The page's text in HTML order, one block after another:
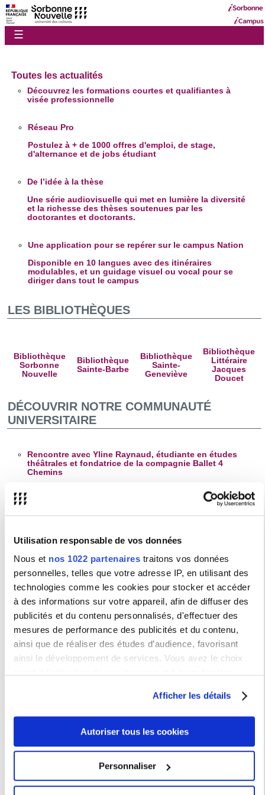
Utilisation responsable de vos données
Nous et nos 1022 partenaires traitons vos données
personnelles, telles que votre adresse IP, en utilisant des
technologies comme les cookies pour stocker et accéder
à des informations sur votre appareil, afin de diffuser des
publicités et du contenu personnalisés, d'effectuer des
mesures de performance des publicités et du contenu,
ainsi que de réaliser des études d’audience, favorisant
ainsi le développement de services. Vous avez le choix
moment en consultant la Déclaration relative aux cookies
ou en cliquant sur l'icône de confidentialité.
Si vous le permettez, nous aimerions également :
géographique qui peuvent être précises à plusieurs
mètres près
Afficher les détails
Autoriser tous les cookies
Personnaliser
☰
UFR Littérature, Linguistique, Didactique
UFR Langues, Littératures, Cultures et Sociétés
ESIT
IHEAL
Toutes les actualités
Découvrez les formations courtes et qualifiantes à
visée professionnelle
Réseau Pro
Postulez à + de 1000 offres d'emploi, de stage,
d'alternance et de jobs étudiant
De l’idée à la thèse
Une série audiovisuelle qui met en lumière la diversité
et la richesse des thèses soutenues par les
doctorantes et doctorants.
Une application pour se repérer sur le campus Nation
Disponible en 10 langues avec des itinéraires
modulables, et un guidage visuel ou vocal pour se
diriger dans tout le campus
LES BIBLIOTHÈQUES
Bibliothèque
Sorbonne
Nouvelle
Bibliothèque
Sainte-Barbe
Bibliothèque
Sainte-
Geneviève
Bibliothèque
Littéraire
Jacques
Doucet
DÉCOUVRIR NOTRE COMMUNAUTÉ
UNIVERSITAIRE
Rencontre avec Yline Raynaud, étudiante en études
théâtrales et fondatrice de la compagnie Ballet 4
Chemins
Rencontre avec Katarina Meštrić, étudiante en parcours
YUFE Écologie Urbaine
PRESSES SORBONNE NOUVELLE
Dernières parutions
Membre de :